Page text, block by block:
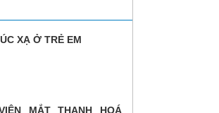
XẠ Ở TRẺ EM
MẮT THANH HOÁ